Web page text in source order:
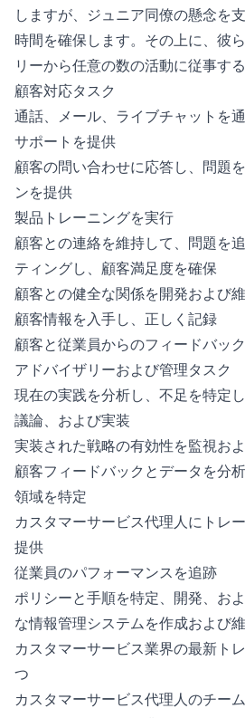
しますが、ジュニア同僚の懸念を
時間を確保します。その上に、彼
リーから任意の数の活動に従事す
顧客対応タスク
通話、メール、ライブチャットを
サポートを提供
顧客の問い合わせに応答し、問題
ンを提供
製品トレーニングを実行
顧客との連絡を維持して、問題を
ティングし、顧客満足度を確保
顧客との健全な関係を開発および
顧客情報を入手し、正しく記録
顧客と従業員からのフィードバッ
アドバイザリーおよび管理タスク
現在の実践を分析し、不足を特定
議論、および実装
実装された戦略の有効性を監視お
顧客フィードバックとデータを分
領域を特定
カスタマーサービス代理人にトレ
提供
従業員のパフォーマンスを追跡
ポリシーと手順を特定、開発、お
な情報管理システムを作成および
カスタマーサービス業界の最新ト
つ
カスタマーサービス代理人のチー